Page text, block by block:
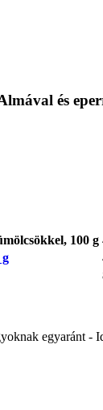
és
100 g
egyaránt -